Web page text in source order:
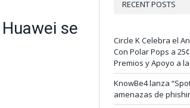
se
RECENT POSTS
Circle K Celebra el
Con Polar Pops a
Premios y Apoyo a
KnowBe4 lanza
amenazas de